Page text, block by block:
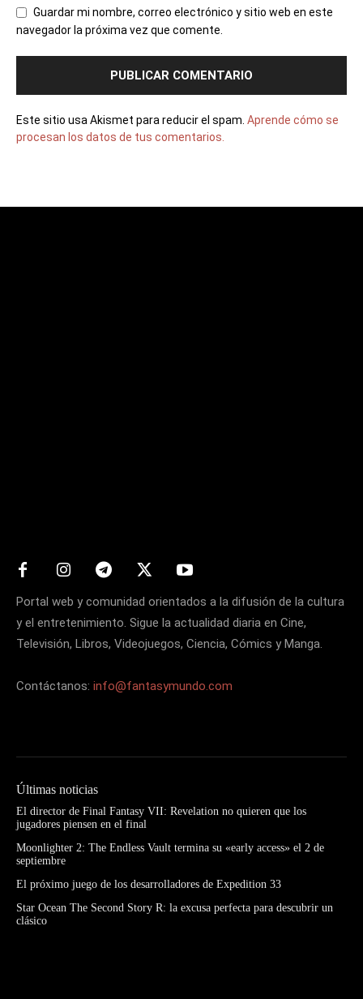
Guardar mi nombre, correo electrónico y sitio web en este
navegador la próxima vez que comente.
Este sitio usa Akismet para reducir el spam. Aprende cómo se
procesan los datos de tus comentarios.
Portal web y comunidad orientados a la difusión de la cultura
y el entretenimiento. Sigue la actualidad diaria en Cine,
Televisión, Libros, Videojuegos, Ciencia, Cómics y Manga.
Contáctanos: info@fantasymundo.com
Últimas noticias
El director de Final Fantasy VII: Revelation no quieren que los
jugadores piensen en el final
Moonlighter 2: The Endless Vault termina su «early access» el 2 de
septiembre
El próximo juego de los desarrolladores de Expedition 33
Star Ocean The Second Story R: la excusa perfecta para descubrir un
clásico